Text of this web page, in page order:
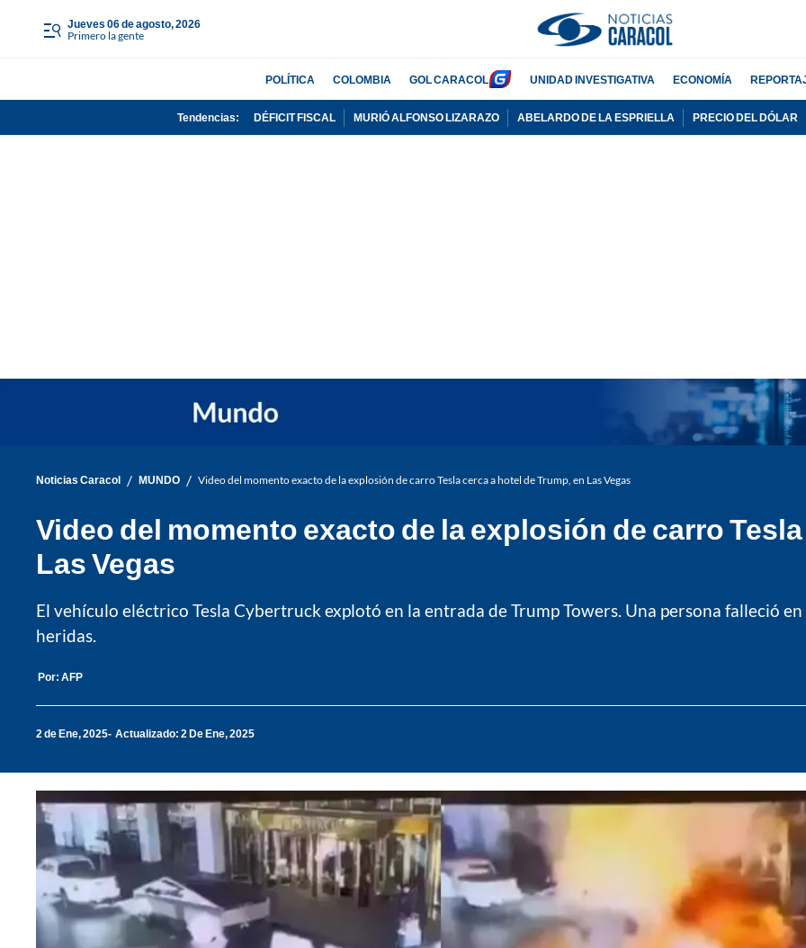
jueves 06 de agosto, 2026
Primero la gente
POLÍTICA COLOMBIA GOL CARACOL UNIDAD INVESTIGATIVA ECONOMÍA
Tendencias: DÉFICIT FISCAL MURIÓ ALFONSO LIZARAZO ABELARDO DE LA ESPRIELLA PRECIO DEL DÓLAR
Noticias Caracol / MUNDO / Video del momento exacto de la explosión de carro Tesla cerca a hotel de Trump, en Las Vegas
Video del momento exacto de la explosión de carro
Las Vegas
El vehículo eléctrico Tesla Cybertruck explotó en la entrada de Trump Towers. Una persona falleció
heridas.
Por: AFP
2 de Ene, 2025 Actualizado: 2 De Ene, 2025